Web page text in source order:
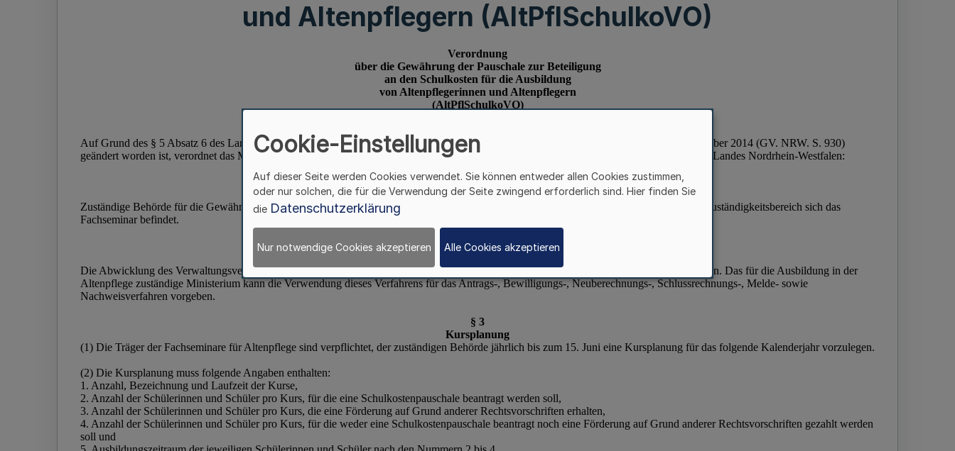
und Altenpflegern (AltPflSchulkoVO)
Cookie-Einstellungen
Auf dieser Seite werden Cookies verwendet. Sie können entweder allen Cookies zustimmen,
oder nur solchen, die für die Verwendung der Seite zwingend erforderlich sind. Hier finden Sie
die Datenschutzerklärung
Nur notwendige Cookies akzeptieren Alle Cookies akzeptieren